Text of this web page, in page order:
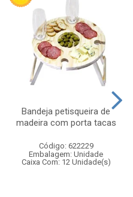
Bandeja petisqueira de
madeira com porta tacas
Código: 622229
Embalagem: Unidade
Caixa Com: 12 Unidade(s)